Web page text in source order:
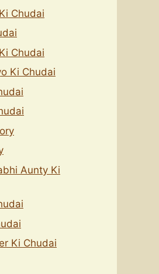
Chudai
Chudai
Ki Chudai
Aunty Ki
Ki Chudai